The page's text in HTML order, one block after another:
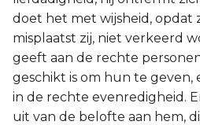
doet het met wijsheid, opdat
misplaatst zij, niet verkeerd
geeft aan de rechte
geschikt is om hun te geven,
in de rechte evenredigheid.
uit van de belofte aan hem,